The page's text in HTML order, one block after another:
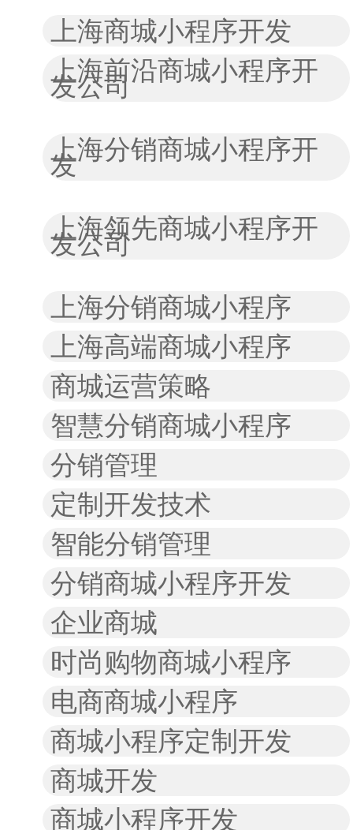
上海商城小程序开发
上海前沿商城小程序开
发公司
上海分销商城小程序开
发
上海领先商城小程序开
发公司
上海分销商城小程序
上海高端商城小程序
商城运营策略
智慧分销商城小程序
分销管理
定制开发技术
智能分销管理
分销商城小程序开发
企业商城
时尚购物商城小程序
电商商城小程序
商城小程序定制开发
商城开发
商城小程序开发